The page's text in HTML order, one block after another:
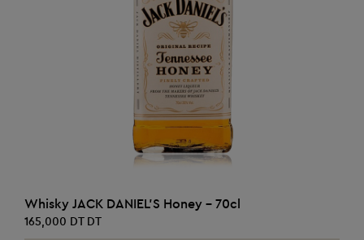
AJOUTER AU PANIER
Whisky JACK DANIEL'S Honey - 70cl
165,000 DT DT